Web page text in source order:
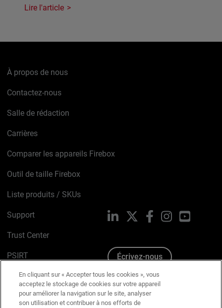
Lire l'article
À propos de nous
Contactez-nous
Salle de rédaction
Carrières
Comparer les appareils Firebox
Outil de taille Firebox
Liste produits / SKUs
Support
Trust Center
PSIRT
Avis sur les cookies
Politique de confidentialité
LinkedIn FacebookInstagramYouTube
Écrivez-nous
En cliquant sur « Accepter tous les cookies », vous
acceptez le stockage de cookies sur votre appareil
pour améliorer la navigation sur le site, analyser
son utilisation et contribuer à nos efforts de